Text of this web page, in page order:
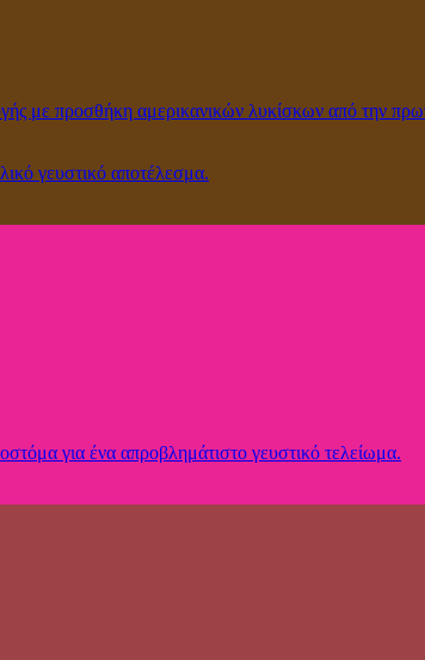
με προσθήκη αμερικανικών λυκίσκων από την
γευστικό αποτέλεσμα.
για ένα απροβλημάτιστο γευστικό τελείωμα.